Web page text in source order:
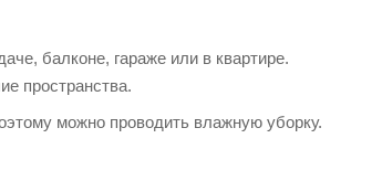
балконе, гараже или в квартире.
пространства.
можно проводить влажную уборку.